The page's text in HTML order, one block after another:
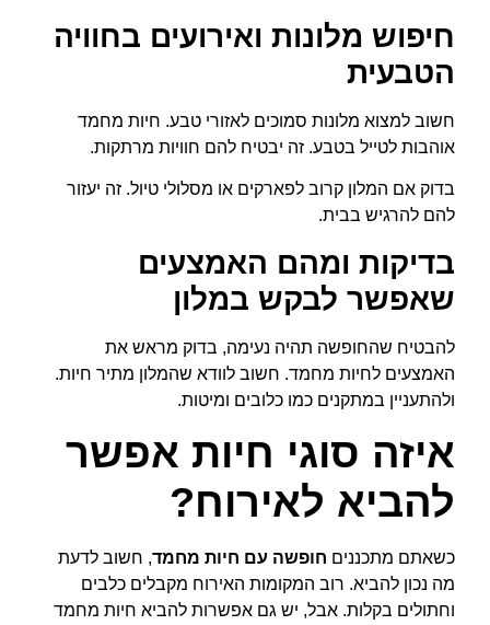
חיפוש מלונות ואירועים בחוויה
הטבעית
חשוב למצוא מלונות סמוכים לאזורי טבע. חיות מחמד
אוהבות לטייל בטבע. זה יבטיח להם חוויות מרתקות.
בדוק אם המלון קרוב לפארקים או מסלולי טיול. זה יעזור
להם להרגיש בבית.
בדיקות ומהם האמצעים
שאפשר לבקש במלון
להבטיח שהחופשה תהיה נעימה, בדוק מראש את
האמצעים לחיות מחמד. חשוב לוודא שהמלון מתיר חיות.
ולהתעניין במתקנים כמו כלובים ומיטות.
איזה סוגי חיות אפשר
להביא לאירוח?
כשאתם מתכננים חופשה עם חיות מחמד, חשוב לדעת
מה נכון להביא. רוב המקומות האירוח מקבלים כלבים
וחתולים בקלות. אבל, יש גם אפשרות להביא חיות מחמד